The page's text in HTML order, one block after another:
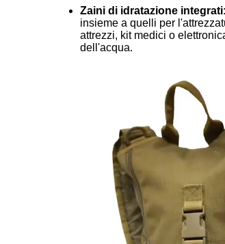
Zaini di idratazione integrati
insieme a quelli per
attrezzi, kit medici o
dell'acqua.